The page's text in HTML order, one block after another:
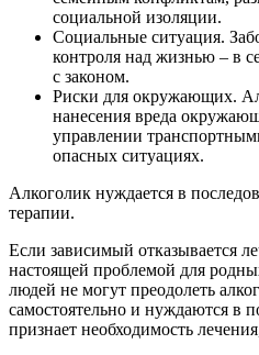
социальной изоляции.
Социальные ситуация.
контроля над жизнью – в
с законом.
Риски для окружающих.
нанесения вреда
управлении
опасных ситуациях.
Алкоголик нуждается в
терапии.
Если зависимый отказывается
настоящей проблемой для
людей не могут преодолеть
самостоятельно и нуждаются в
признает необходимость